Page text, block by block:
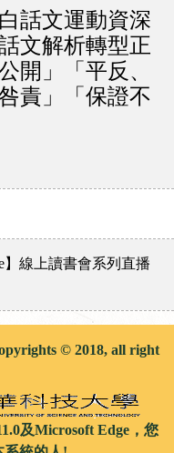
話文運動資深
文解析轉型正
開」「平反、
責」「保證不
】線上讀書會系列直播
© 2018, all right
及Microsoft Edge，您